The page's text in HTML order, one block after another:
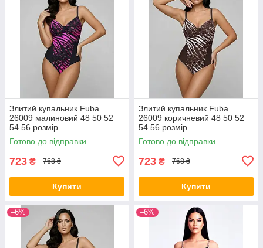
Злитий купальник Fuba
26009 малиновий 48 50 52
54 56 розмір
Готово до відправки
723 ₴ 768 ₴
Купити
Злитий купальник Fuba
26009 коричневий 48 50 52
54 56 розмір
Готово до відправки
723 ₴ 768 ₴
Купити
–6% –6%